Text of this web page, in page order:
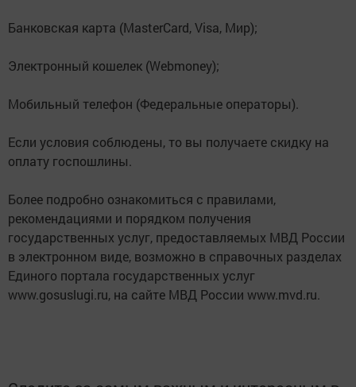
Банковская карта (MasterСard, Visa, Мир);
Электронный кошелек (Webmoney);
Мобильный телефон (Федеральные операторы).
Если условия соблюдены, то вы получаете скидку на
оплату госпошлины.
Более подробно ознакомиться с правилами,
рекомендациями и порядком получения
государственных услуг, предоставляемых МВД России
в электронном виде, возможно в справочных разделах
Единого портала государственных услуг
www.gosuslugi.ru, на сайте МВД России www.mvd.ru.